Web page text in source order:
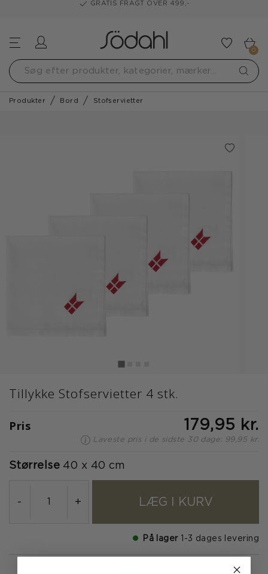
Tilføj
0
Produkter Bord Stofservietter
Tillykke Stofservietter 4 stk.
Pris 179,95 kr.
Laveste pris i de sidste 30 dage: 99,95 kr.
Størrelse 40 x 40 cm
- + LÆG I KURV
På lager 1-3 dages levering